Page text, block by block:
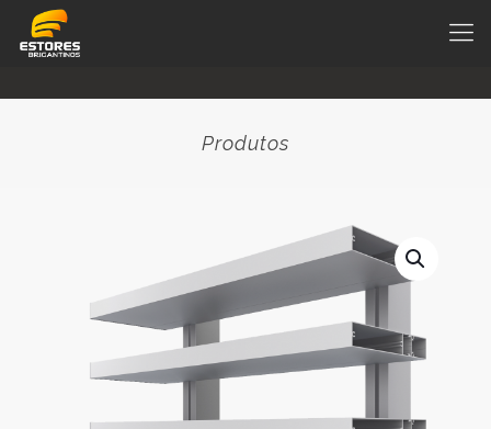
Produtos